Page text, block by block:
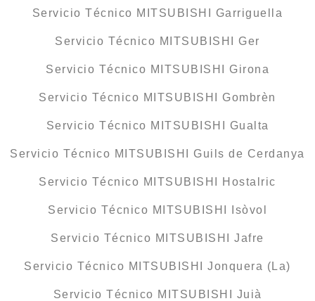
Servicio Técnico MITSUBISHI Garriguella
Servicio Técnico MITSUBISHI Ger
Servicio Técnico MITSUBISHI Girona
Servicio Técnico MITSUBISHI Gombrèn
Servicio Técnico MITSUBISHI Gualta
Servicio Técnico MITSUBISHI Guils de Cerdanya
Servicio Técnico MITSUBISHI Hostalric
Servicio Técnico MITSUBISHI Isòvol
Servicio Técnico MITSUBISHI Jafre
Servicio Técnico MITSUBISHI Jonquera (La)
Servicio Técnico MITSUBISHI Juià